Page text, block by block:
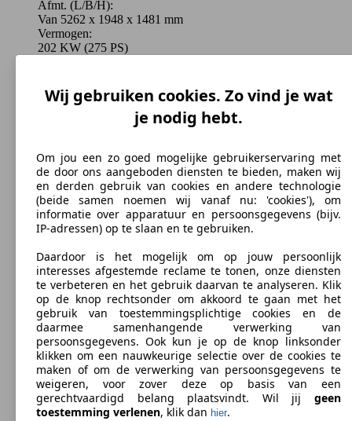
(EU6.2)
(430 PS) l/
Quattroporte 3.0 V6 BiTurbo GranSport S
301 -
316 KW
(410 -
Ø
l/
Quattroporte 3.0 V6 BiTurbo GranSport S Q4
301 -
316 KW
(410 -
430 PS)
Ø
l/
Diesel
Model Version
Leistung
Quattroporte 3.0 V6 Turbo
202 KW Ø
Quattroporte 3.0 V6 Turbo (EU6.2)
202 KW
(275 PS)
Ø
l/
Afmt. (L/B/H):
Van 5262 x 1948 x 1481 mm
Vermogen:
202 KW (275 PS)
Stoelen:
Wij gebruiken cookies. Zo vind je wat
je nodig hebt.
Om jou een zo goed mogelijke gebruikerservaring met
de door ons aangeboden diensten te bieden, maken wij
en derden gebruik van cookies en andere technologie
(beide samen noemen wij vanaf nu: 'cookies'), om
informatie over apparatuur en persoonsgegevens (bijv.
IP-adressen) op te slaan en te gebruiken.
Daardoor is het mogelijk om op jouw persoonlijk
interesses afgestemde reclame te tonen, onze diensten
te verbeteren en het gebruik daarvan te analyseren. Klik
op de knop rechtsonder om akkoord te gaan met het
gebruik van toestemmingsplichtige cookies en de
daarmee samenhangende verwerking van
persoonsgegevens. Ook kun je op de knop linksonder
klikken om een nauwkeurige selectie over de cookies te
maken of om de verwerking van persoonsgegevens te
weigeren, voor zover deze op basis van een
gerechtvaardigd belang plaatsvindt. Wil jij geen
toestemming verlenen, klik dan hier.